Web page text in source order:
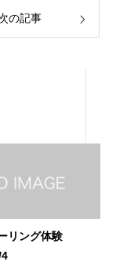
の記事
リング体験